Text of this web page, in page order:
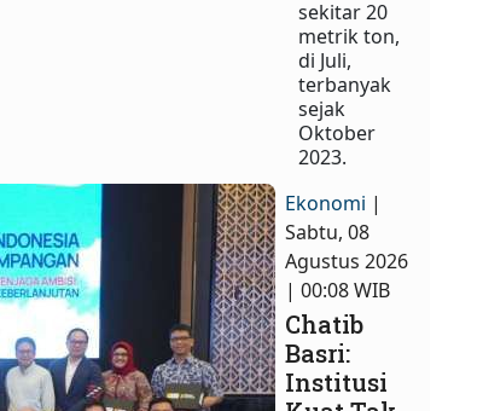
sekitar 20
metrik ton,
di Juli,
terbanyak
sejak
Oktober
2023.
Ekonomi |
Sabtu, 08
Agustus 2026
| 00:08 WIB
Chatib
Basri:
Institusi